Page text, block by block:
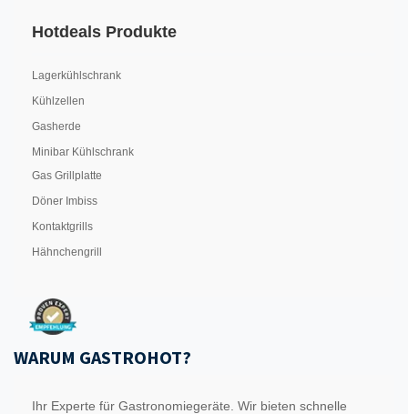
Hotdeals Produkte
Lagerkühlschrank
Kühlzellen
Gasherde
Minibar Kühlschrank
Gas Grillplatte
Döner Imbiss
Kontaktgrills
Hähnchengrill
WARUM GASTROHOT?
Ihr Experte für Gastronomiegeräte. Wir bieten schnelle